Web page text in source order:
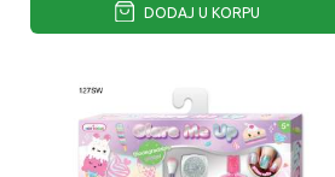
1
2
3
DODAJ U KORPU